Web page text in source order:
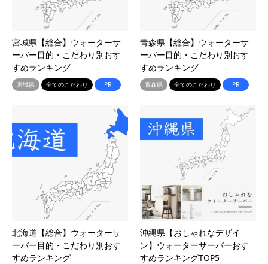
宮城県【総合】ウォーターサ
ーバー目的・こだわり別おす
すめランキング
宮城県 全てのこだわり PR
青森県【総合】ウォーターサ
ーバー目的・こだわり別おす
すめランキング
青森県 全てのこだわり PR
北海道【総合】ウォーターサ
ーバー目的・こだわり別おす
すめランキング
沖縄県【おしゃれなデザイ
ン】ウォーターサーバーおす
すめランキングTOP5